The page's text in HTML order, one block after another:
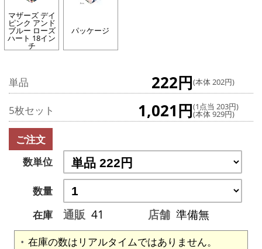
マザーズ デイ
ピンク アンド
ブルー ローズ
ハート 18イン
チ
パッケージ
単品 222円(本体 202円)
5枚セット 1,021円(1点当 203円)
(本体 929円)
ご注文
数単位
数量
在庫
通販 41 店舗 準備無
在庫の数はリアルタイムではありません。